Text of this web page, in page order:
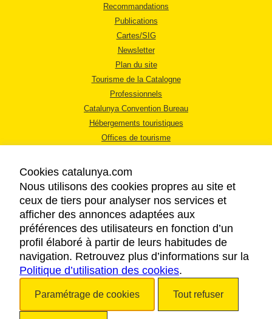
Recommandations
Publications
Cartes/SIG
Newsletter
Plan du site
Tourisme de la Catalogne
Professionnels
Catalunya Convention Bureau
Hébergements touristiques
Offices de tourisme
MENTIONS LÉGALES
RÈGLES DE CONFIDENTIALITÉ
COOKIES
ACCESSIBILITÉ
Cookies catalunya.com
Nous utilisons des cookies propres au site et
ceux de tiers pour analyser nos services et
afficher des annonces adaptées aux
préférences des utilisateurs en fonction d’un
profil élaboré à partir de leurs habitudes de
navigation. Retrouvez plus d’informations sur la
Politique d’utilisation des cookies.
Paramétrage de cookies Tout refuser